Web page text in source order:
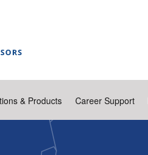
& Products Career Support